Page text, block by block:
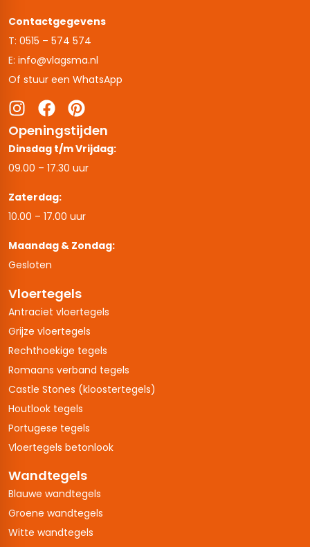
Contactgegevens
T: 0515 – 574 574
E: info@vlagsma.nl
Of stuur een WhatsApp
Openingstijden
Dinsdag t/m Vrijdag:
09.00 – 17.30 uur
Zaterdag:
10.00 – 17.00 uur
Maandag & Zondag:
Gesloten
Vloertegels
Antraciet vloertegels
Grijze vloertegels
Rechthoekige tegels
Romaans verband tegels
Castle Stones (kloostertegels)
Houtlook tegels
Portugese tegels
Vloertegels betonlook
Wandtegels
Blauwe wandtegels
Groene wandtegels
Witte wandtegels